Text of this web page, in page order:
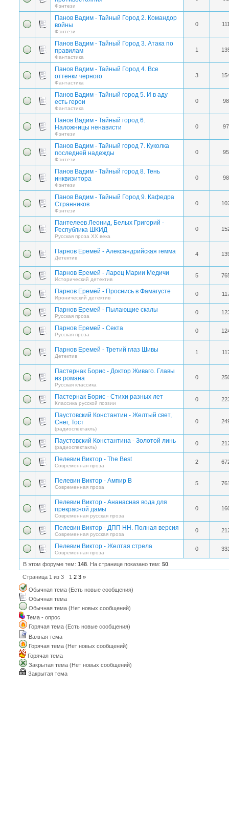
Фэнтези
Панов Вадим - Тайный Город 2. Командор
войны
Фэнтези
0
Панов Вадим - Тайный Город 3. Атака по
правилам
Фантастика
1
Панов Вадим - Тайный Город 4. Все
оттенки черного
Фантастика
3
Панов Вадим - Тайный город 5. И в аду
есть герои
Фантастика
0
Панов Вадим - Тайный город 6.
Наложницы ненависти
Фэнтези
0
Панов Вадим - Тайный город 7. Куколка
последней надежды
Фэнтези
0
Панов Вадим - Тайный город 8. Тень
инквизитора
Фэнтези
0
Панов Вадим - Тайный Город 9. Кафедра
Странников
Фэнтези
0
Пантелеев Леонид, Белых Григорий -
Республика ШКИД
Русская проза ХХ века
0
Парнов Еремей - Александрийская гемма
Детектив
4
Парнов Еремей - Ларец Марии Медичи
Исторический детектив
5
Парнов Еремей - Проснись в Фамагусте
Иронический детектив
0
Парнов Еремей - Пылающие скалы
Русская проза
0
Парнов Еремей - Секта
Русская проза
0
Парнов Еремей - Третий глаз Шивы
Детектив
1
Пастернак Борис - Доктор Живаго. Главы
из романа
Русская классика
0
Пастернак Борис - Стихи разных лет
Классика русской поэзии
0
Паустовский Константин - Желтый свет,
Снег, Тост
(радиоспектакль)
0
Паустовский Константина - Золотой линь
(радиоспектакль)
0
Пелевин Виктор - The Best
Современная проза
2
Пелевин Виктор - Ампир В
Современная проза
5
Пелевин Виктор - Ананасная вода для
прекрасной дамы
Современная русская проза
0
Пелевин Виктор - ДПП НН. Полная версия
Современная русская проза
0
Пелевин Виктор - Желтая стрела
Современная проза
0
В этом форуме тем: 148 . На странице показано тем: 50
Страница 1 из 3 1 2 3 »
Обычная тема (Есть новые сообщения)
Обычная тема
Обычная тема (Нет новых сообщений)
Тема - опрос
Горячая тема (Есть новые сообщения)
Важная тема
Горячая тема (Нет новых сообщений)
Горячая тема
Закрытая тема (Нет новых сообщений)
Закрытая тема